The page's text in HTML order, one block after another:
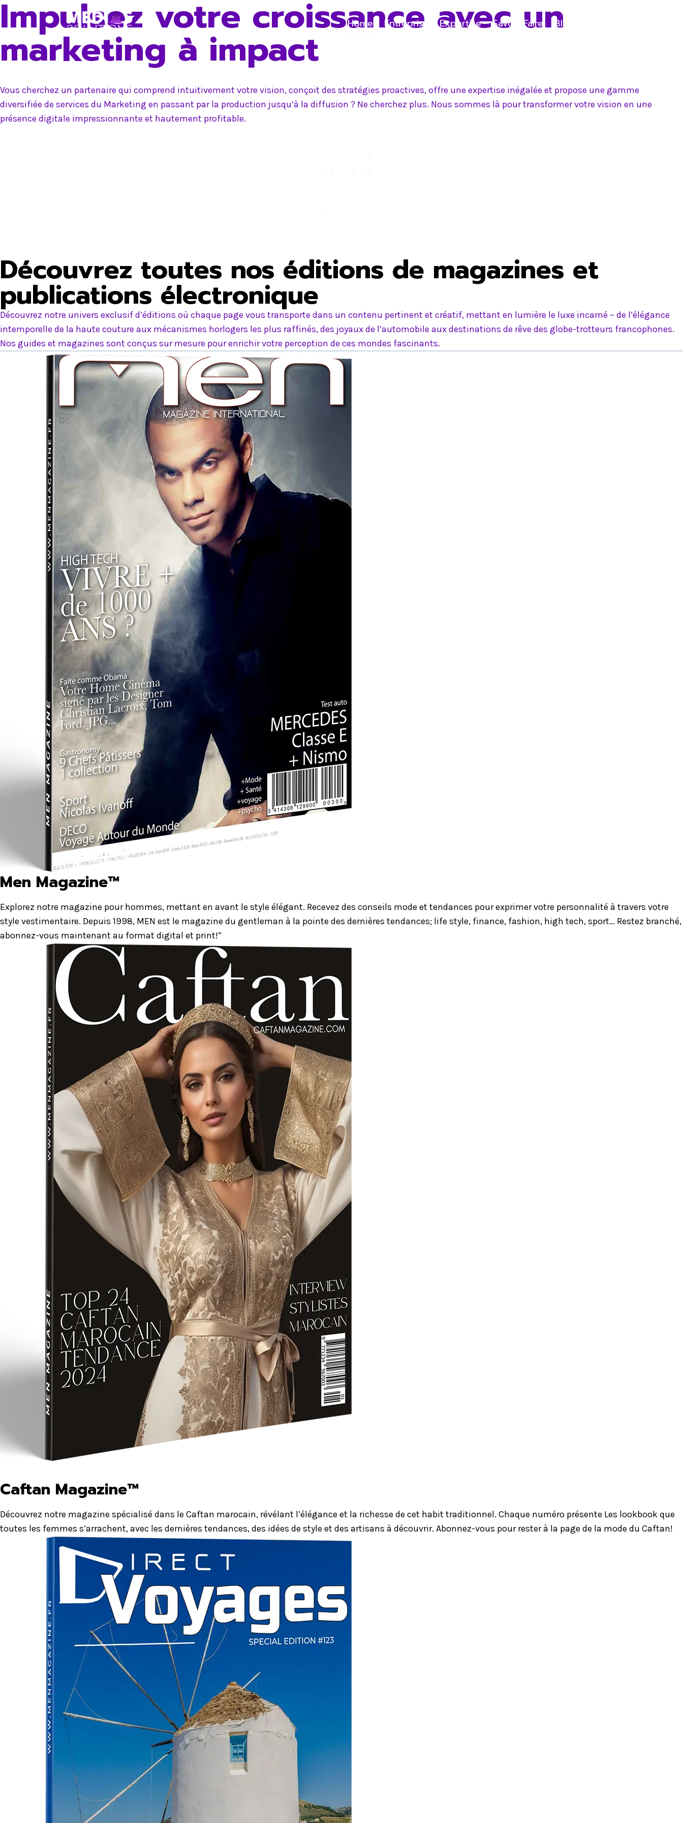
Skip
Home Entreprise Expertise Savoir-Faire Blog
Impulsez votre croissance avec un
marketing à impact
Vous cherchez un partenaire qui comprend intuitivement votre vision, conçoit des stratégies proactives, offre une expertise inégalée et propose une gamme
diversifiée de services du Marketing en passant par la production jusqu’à la diffusion ? Ne cherchez plus. Nous sommes là pour transformer votre vision en une
présence digitale impressionnante et hautement profitable.
Découvrez toutes nos éditions de magazines et
publications électronique
Découvrez notre univers exclusif d’éditions où chaque page vous transporte dans un contenu pertinent et créatif, mettant en lumière le luxe incarné – de l’élégance
intemporelle de la haute couture aux mécanismes horlogers les plus raffinés, des joyaux de l’automobile aux destinations de rêve des globe-trotteurs francophones.
Nos guides et magazines sont conçus sur mesure pour enrichir votre perception de ces mondes fascinants.
Men Magazine™
Explorez notre magazine pour hommes, mettant en avant le style élégant. Recevez des conseils mode et tendances pour exprimer votre personnalité à travers votre
style vestimentaire. Depuis 1998, MEN est le magazine du gentleman à la pointe des dernières tendances; life style, finance, fashion, high tech, sport… Restez branché,
abonnez-vous maintenant au format digital et print!”
Caftan Magazine™
Découvrez notre magazine spécialisé dans le Caftan marocain, révélant l’élégance et la richesse de cet habit traditionnel. Chaque numéro présente Les lookbook que
toutes les femmes s’arrachent, avec les dernières tendances, des idées de style et des artisans à découvrir. Abonnez-vous pour rester à la page de la mode du Caftan!